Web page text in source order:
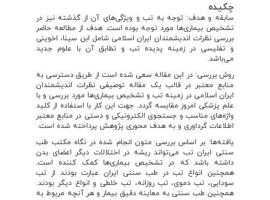
چکیده
سابقه و هدف: توجه به تب و ویژگی‌های آن از گذشته نیز در
تشخیص بیماری‌ها مورد توجه بوده است. هدف از مطالعه حاضر
بررسی نظرات اندیشمندان ایران اسلامی شامل ابن سینا، اخوینی
و تفلیسی در زمینه پدیده تب و تطابق آن با علوم جدید
می‌باشد.
روش بررسی: در این مقاله سعی شده است از طریق دسترسی به
منابع معتبر در قالب یک مقاله توصیفی نظرات اندیشمندان
ایران اسلامی در زمینه تب و تشخیص بیماری‌ها مورد بررسی و با
علم پزشکی امروز مقایسه گردد. جهت این کار با استفاده از کلید
واژه‌های مناسب و جستجوی الکترونیکی و دستی در منابع معتبر
اطلاعات گرداوری و به هدف محوری پژوهش پرداخته شده است.
یافته‌ها: بر اساس بررسی متون انجام شده در نگاه مکتب طب
سنتی ایران تب می‌تواند ریشه در اختلالات دیگر اعضای بدن
داشته باشد که در تشخیص بیماری‌ها کمک کننده است.
همچنین انواع تب در طب سنتی ایران عبارت بودند از تب
سودایی، تب دموی، تب روزانه، تب خلطی و انواع دیگر بودند.
همچنین طب سنتی به معاینه دقیق بیمار و هر آنچه مربوط به